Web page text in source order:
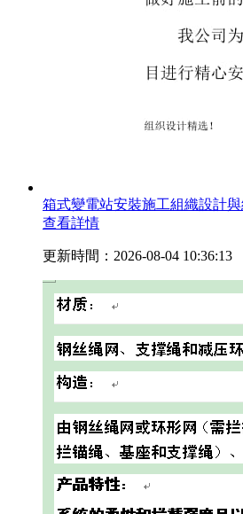
箱式變電站安裝施工組織設計
查看詳情
更新時間：2026-08-04 10:36:13